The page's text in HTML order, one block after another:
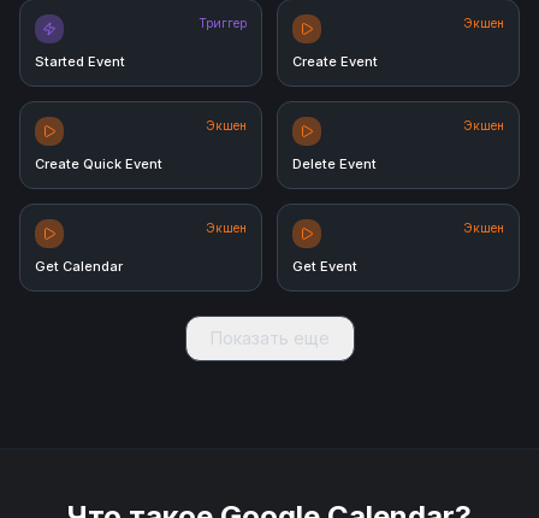
Триггер
Started Event
Экшен
Create Event
Экшен
Create Quick Event
Экшен
Delete Event
Экшен
Get Calendar
Экшен
Get Event
Показать еще